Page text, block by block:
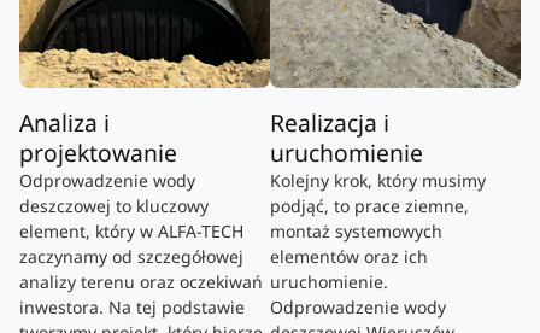
Analiza i
projektowanie
Odprowadzenie wody
deszczowej to kluczowy
element, który w ALFA-TECH
zaczynamy od szczegółowej
analizy terenu oraz oczekiwań
inwestora. Na tej podstawie
Realizacja i
uruchomienie
Kolejny krok, który musimy
podjąć, to prace ziemne,
montaż systemowych
elementów oraz ich
uruchomienie.
Odprowadzenie wody